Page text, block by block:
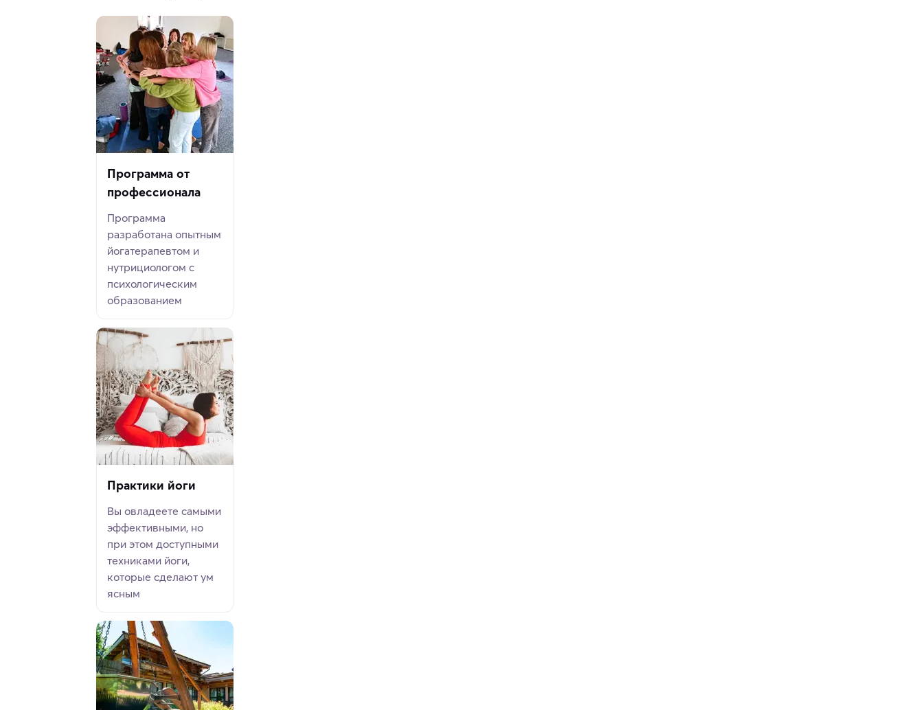
Программа от
профессионала
Программа
разработана опытным
йогатерапевтом и
нутрициологом с
психологическим
образованием
Практики йоги
Вы овладеете самыми
эффективными, но
при этом доступными
техниками йоги,
которые сделают ум
ясным